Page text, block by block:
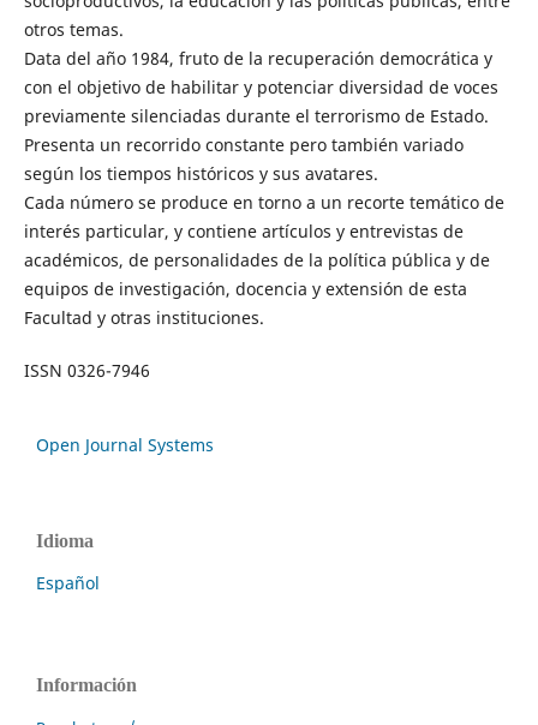
otros temas.
Data del año 1984, fruto de la recuperación democrática y
con el objetivo de habilitar y potenciar diversidad de voces
previamente silenciadas durante el terrorismo de Estado.
Presenta un recorrido constante pero también variado
según los tiempos históricos y sus avatares.
Cada número se produce en torno a un recorte temático de
interés particular, y contiene artículos y entrevistas de
académicos, de personalidades de la política pública y de
equipos de investigación, docencia y extensión de esta
Facultad y otras instituciones.
ISSN 0326-7946
Open Journal Systems
Idioma
Español
Información